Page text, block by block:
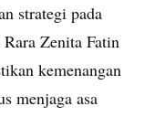
strategi pada
Zenita Fatin
kemenangan
menjaga asa